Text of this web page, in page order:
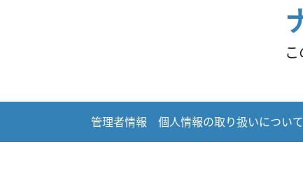
管理者情報 個人情報の取り扱いについて